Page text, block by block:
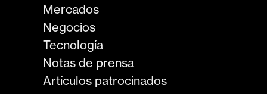
Mercados
Negocios
Tecnología
Notas de prensa
Artículos patrocinados